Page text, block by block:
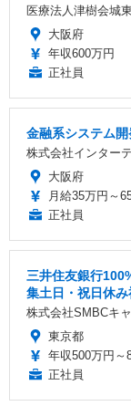
医療法人津樹会城
大阪府
年収600万円
正社員
金融系システム
株式会社インター
大阪府
月給35万円～
正社員
三井住友銀行
集土日・祝日休
株式会社SMBCキ
東京都
年収500万円～
正社員